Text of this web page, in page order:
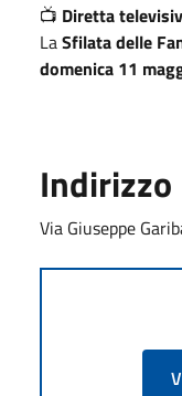
📺 Diretta
LaSfilata delle
domenica 11
Indirizzo
Via Giuseppe